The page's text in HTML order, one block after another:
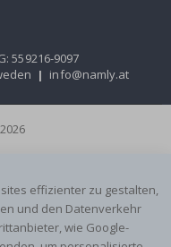
559216-9097
| info@namly.at
effizienter zu gestalten,
und den Datenverkehr
wie Google-